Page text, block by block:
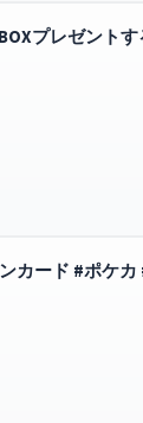
プレゼント
ード #ポケカ